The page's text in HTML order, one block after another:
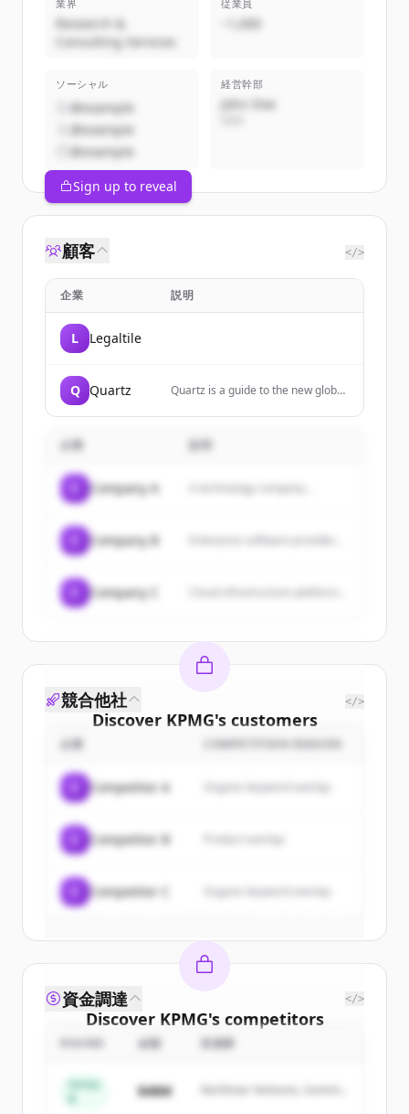
業界
Research &
Consulting Services
従業員
~1,000
ソーシャル
@example
@example
@example
経営幹部
John Doe
Sign up to reveal
顧客 </>
企業 説明
L Legaltile
Q Quartz
Quartz is a guide to the new global
excited by change. We cover
technology, lifestyle, and
企業
Company A A technology company...
Company B
Company C
Discover KPMG's customers
Sign up for free to view allcustomers
New accounts include trial credits to
すでにアカウントをお持ちですか？
競合他社 </>
企業 COMPETITION REASON
Competitor A Organic keyword overlap
Competitor B
Competitor C Organic keyword overlap
Discover KPMG's competitors
Sign up for free to view all
New accounts include trial credits to
資金調達 </>
金額 投資家
Series
$48M
Northstar Ventures, Summit